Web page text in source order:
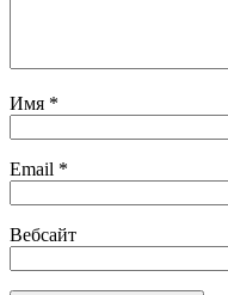
Имя *
Email *
Вебсайт